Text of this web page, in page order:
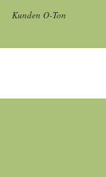
Kunden O-Ton